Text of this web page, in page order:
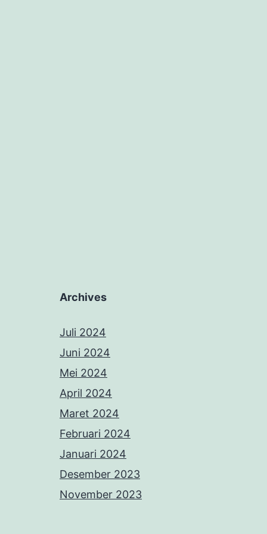
Archives
Juli 2024
Juni 2024
Mei 2024
April 2024
Maret 2024
Februari 2024
Januari 2024
Desember 2023
November 2023